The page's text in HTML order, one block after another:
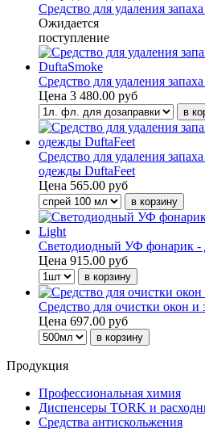
Средство для удаления
Ожидается
поступление
Средство для удаления
Цена 3 480.00 руб
Средство для удаления
одежды DuftaFeet
Цена 565.00 руб
Светодиодный УФ фонарик -
Цена 915.00 руб
Средство для очистки окон и
Цена 697.00 руб
Продукция
Профессиональная химия
Диспенсеры TORK и
Cредства антискольжения